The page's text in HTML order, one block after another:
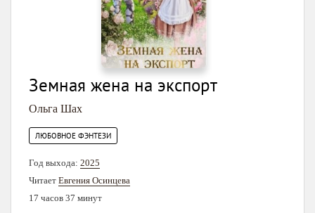
Земная жена на экспорт
Ольга Шах
ЛЮБОВНОЕ ФЭНТЕЗИ
Год выхода: 2025
Читает Евгения Осинцева
17 часов 37 минут